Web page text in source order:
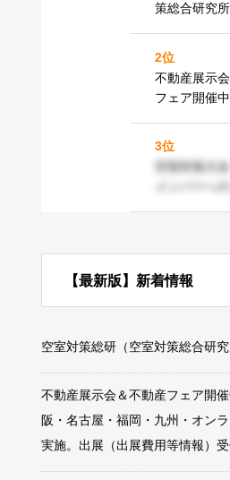
策総合研究所
2位
不動産展示
フェア開催中
EBで実施。
費用等情報
3位
空室対策大
メンバーへ
【最新版】新着情報
空室対策総研（空室対策総合研
不動産展示会＆不動産フェア開
阪・名古屋・福岡・九州・オン
実施。出展（出展費用等情報）